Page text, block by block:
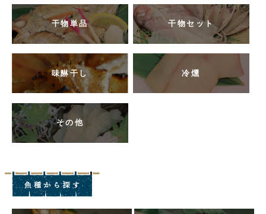
干物単品 干物セット
味醂干し 冷燻
その他